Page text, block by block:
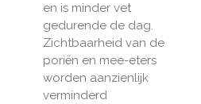
en is minder vet
gedurende de dag.
Zichtbaarheid van de
poriën en mee-eters
worden aanzienlijk
verminderd